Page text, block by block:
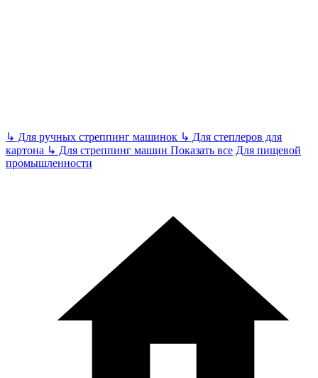
↳ Для ручных стреппинг машинок ↳ Для степлеров для
картона ↳ Для стреппинг машин Показать все Для пищевой
промышленности